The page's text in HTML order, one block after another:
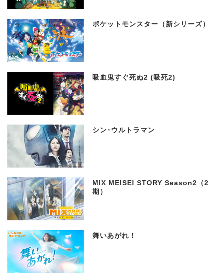
ポケットモンスター（新シリーズ）
吸血鬼すぐ死ぬ2 (吸死2)
シン･ウルトラマン
MIX MEISEI STORY Season2（2
期）
舞いあがれ！